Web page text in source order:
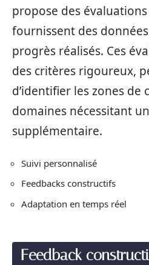
propose des
fournissent des
progrès réalisés. Ces
des critères rigoureux,
d’identifier les zones de
domaines nécessitant
supplémentaire.
Suivi personnalisé
Feedbacks constructifs
Adaptation en temps réel
Feedback